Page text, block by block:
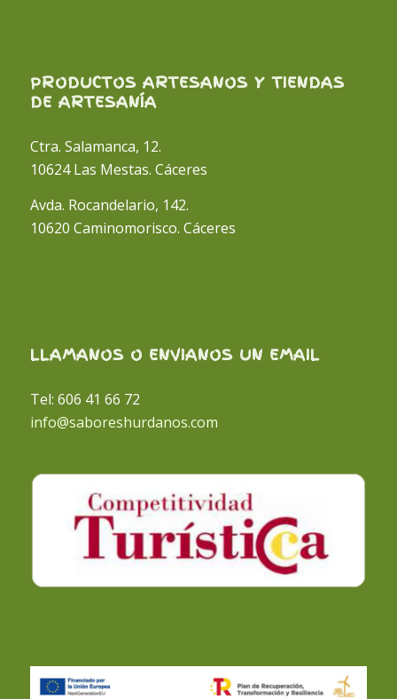
PRODUCTOS ARTESANOS Y TIENDAS
DE ARTESANÍA
Ctra. Salamanca, 12.
10624 Las Mestas. Cáceres
Avda. Rocandelario, 142.
10620 Caminomorisco. Cáceres
LLAMANOS O ENVIANOS UN EMAIL
Tel: 606 41 66 72
info@saboreshurdanos.com